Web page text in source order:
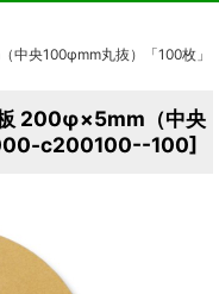
中央100φmm丸抜）「100枚」
板 200φ×5mm（中央
c200100--100]